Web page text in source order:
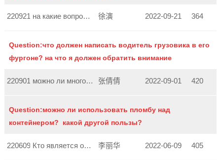
220921171752885 на какие вопросы следует обратить внимание при нап... 徐演 2022-09-21 364
Question:что должен написать водитель грузовика в его
фургоне? на что я должен обратить внимание
220901132927187 можно ли многократно использовать пломбу контейнер... 张倩倩 2022-09-01 420
Question:можно ли использовать пломбу над
контейнером? какой другой пользы?
220609094036697 Кто является основателем контейнерных перевозок? 李丽华 2022-06-09 405